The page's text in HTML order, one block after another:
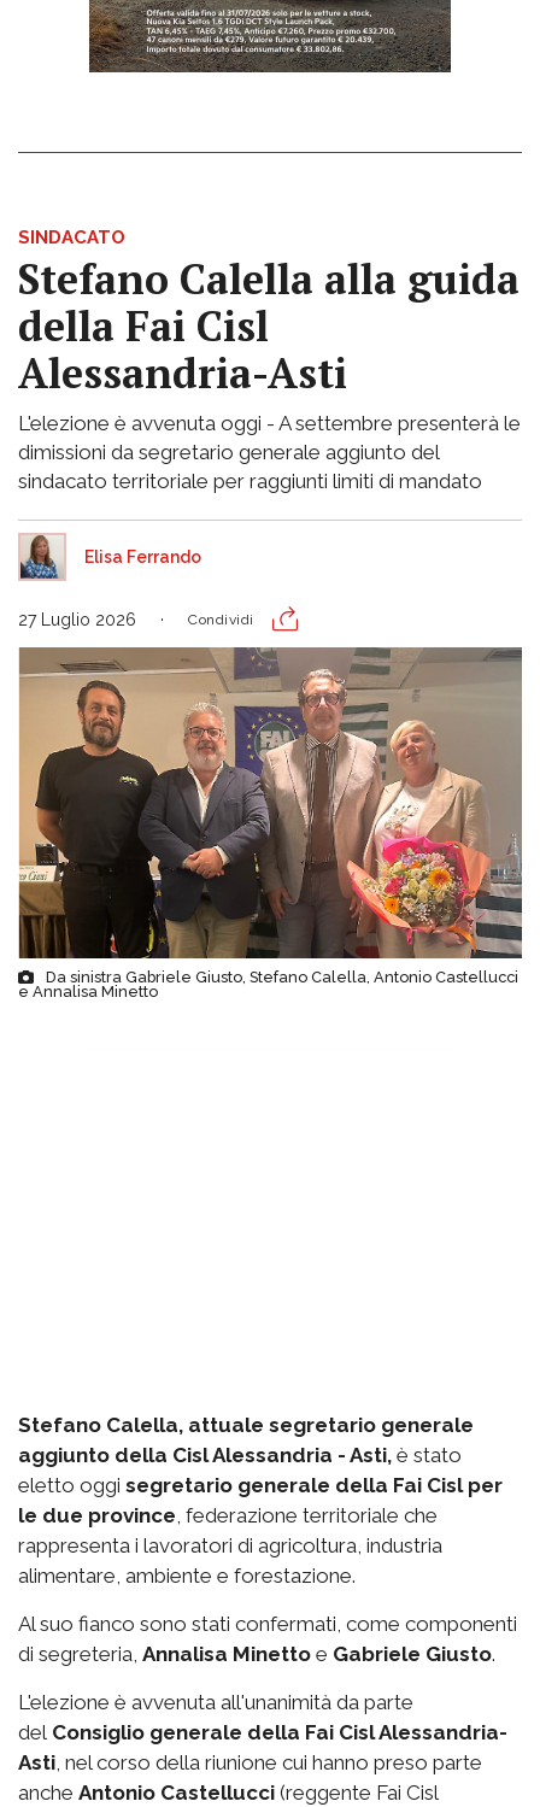
SINDACATO
Stefano Calella alla guida
della Fai Cisl
Alessandria-Asti
L'elezione è avvenuta oggi - A settembre presenterà le
dimissioni da segretario generale aggiunto del
sindacato territoriale per raggiunti limiti di mandato
Elisa Ferrando
27 Luglio 2026 Condividi
Da sinistra Gabriele Giusto, Stefano Calella, Antonio Castellucci
e Annalisa Minetto
Stefano Calella, attuale segretario generale
aggiunto della Cisl Alessandria - Asti, è stato
eletto oggi segretario generale della Fai Cisl per
le due province, federazione territoriale che
rappresenta i lavoratori di agricoltura, industria
alimentare, ambiente e forestazione.
Al suo fianco sono stati confermati, come componenti
di segreteria, Annalisa Minetto e Gabriele Giusto.
L'elezione è avvenuta all'unanimità da parte
del Consiglio generale della Fai Cisl Alessandria-
Asti, nel corso della riunione cui hanno preso parte
anche Antonio Castellucci (reggente Fai Cisl